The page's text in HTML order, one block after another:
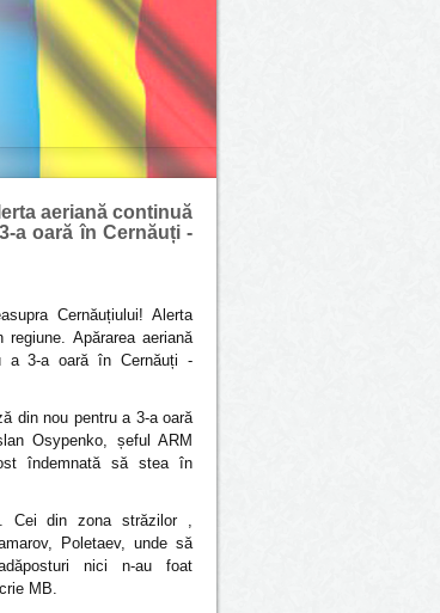
aeriană continuă
a oară în Cernăuți -
Cernăuțiului! Alerta
Apărarea aeriană
a 3-a oară în Cernăuți -
din nou pentru a 3-a oară
Osypenko, șeful ARM
îndemnată să stea în
Cei din zona străzilor ,
Poletaev, unde să
nici n-au foat
MB.